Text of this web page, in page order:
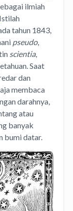
ilmiah
tahun 1843,
pseudo,
scientia,
Saat
dan
membaca
darahnya,
atau
banyak
bumi datar.